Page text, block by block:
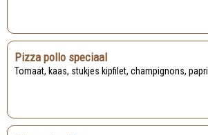
Pizza pollo speciaal
Tomaat, kaas, stukjes kipfilet, champignons,